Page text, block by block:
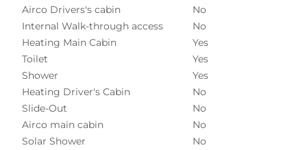
Airco Drivers's cabin
No
Internal Walk-through access
No
Heating Main Cabin
Yes
Toilet
Yes
Shower
Yes
Heating Driver's Cabin
No
Slide-Out
No
Airco main cabin
No
Solar Shower
No